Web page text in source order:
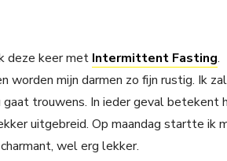
deze keer met Intermittent Fasting.
worden mijn darmen zo fijn rustig. Ik zal
trouwens. In ieder geval betekent
uitgebreid. Op maandag startte ik
wel erg lekker.